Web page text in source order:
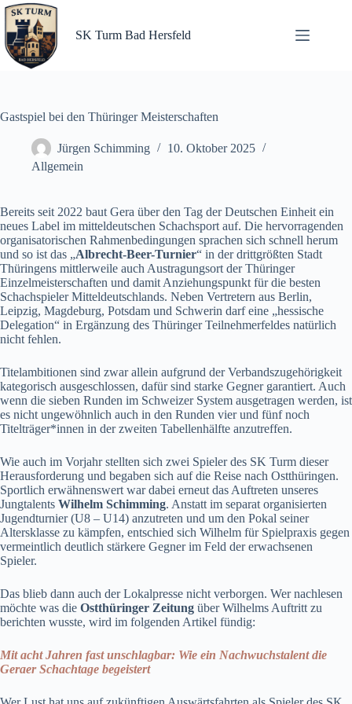
Zum
Inhalt
springen
SK Turm Bad Hersfeld
Gastspiel bei den Thüringer Meisterschaften
Jürgen Schimming
10. Oktober 2025
Allgemein
Bereits seit 2022 baut Gera über den Tag der Deutschen Einheit ein
neues Label im mitteldeutschen Schachsport auf. Die hervorragenden
organisatorischen Rahmenbedingungen sprachen sich schnell herum
und so ist das „Albrecht-Beer-Turnier“ in der drittgrößten Stadt
Thüringens mittlerweile auch Austragungsort der Thüringer
Einzelmeisterschaften und damit Anziehungspunkt für die besten
Schachspieler Mitteldeutschlands. Neben Vertretern aus Berlin,
Leipzig, Magdeburg, Potsdam und Schwerin darf eine „hessische
Delegation“ in Ergänzung des Thüringer Teilnehmerfeldes natürlich
nicht fehlen.
Titelambitionen sind zwar allein aufgrund der Verbandszugehörigkeit
kategorisch ausgeschlossen, dafür sind starke Gegner garantiert. Auch
wenn die sieben Runden im Schweizer System ausgetragen werden, ist
es nicht ungewöhnlich auch in den Runden vier und fünf noch
Titelträger*innen in der zweiten Tabellenhälfte anzutreffen.
Wie auch im Vorjahr stellten sich zwei Spieler des SK Turm dieser
Herausforderung und begaben sich auf die Reise nach Ostthüringen.
Sportlich erwähnenswert war dabei erneut das Auftreten unseres
Jungtalents Wilhelm Schimming. Anstatt im separat organisierten
Jugendturnier (U8 – U14) anzutreten und um den Pokal seiner
Altersklasse zu kämpfen, entschied sich Wilhelm für Spielpraxis gegen
vermeintlich deutlich stärkere Gegner im Feld der erwachsenen
Spieler.
Das blieb dann auch der Lokalpresse nicht verborgen. Wer nachlesen
möchte was die Ostthüringer Zeitung über Wilhelms Auftritt zu
berichten wusste, wird im folgenden Artikel fündig:
Mit acht Jahren fast unschlagbar: Wie ein Nachwuchstalent die
Geraer Schachtage begeistert